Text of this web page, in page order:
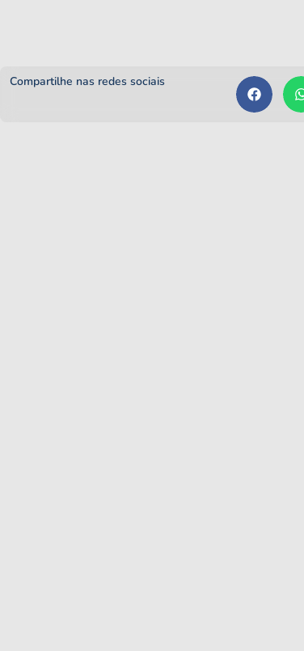
Compartilhe nas redes sociais